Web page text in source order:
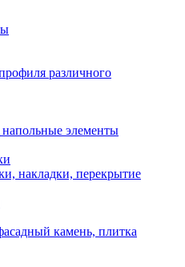
различного
элементы
накладки, перекрытие
камень, плитка